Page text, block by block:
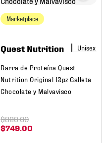
Marketplace
Quest Nutrition
Barra de Proteína Quest
Nutrition Original 12pz Galleta
Chocolate y Malvavisco
$749.00
$829.00